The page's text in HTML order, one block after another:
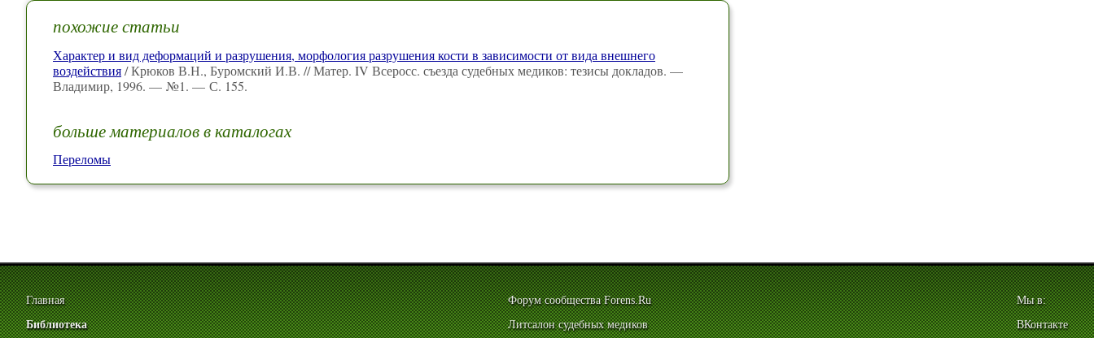
похожие статьи
Характер и вид деформаций и разрушения, морфология разрушения кости в зависимости от вида внешнего
воздействия/ Крюков В.Н., Буромский И.В. // Матер. IV Всеросс. съезда судебных медиков: тезисы докладов. —
Владимир, 1996. — №1. — С. 155.
больше материалов в каталогах
Переломы
Главная
Библиотека
Форум сообщества Forens.Ru
Литсалон судебных медиков
Мы в:
ВКонтакте